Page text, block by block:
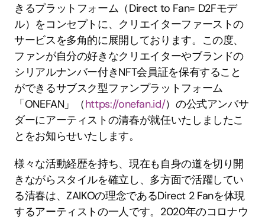
きるプラットフォーム（Direct to Fan= D2Fモデ
ル）をコンセプトに、クリエイターファーストの
サービスを多角的に展開しております。この度、
ファンが自分の好きなクリエイターやブランドの
シリアルナンバー付きNFT会員証を保有すること
ができるサブスク型ファンプラットフォーム
「ONEFAN」（https://onefan.id/）の公式アンバサ
ダーにアーティストの清春が就任いたしましたこ
とをお知らせいたします。
様々な活動経歴を持ち、現在も自身の道を切り開
きながらスタイルを確立し、多方面で活躍してい
る清春は、ZAIKOの理念であるDirect 2 Fanを体現
するアーティストの一人です。2020年のコロナウ